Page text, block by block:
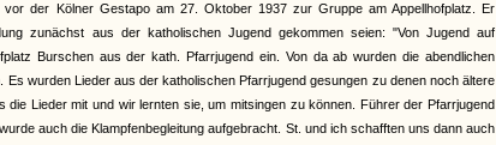
der Kölner Gestapo am 27. Oktober 1937 zur Gruppe am Appellhofplatz. Er
zunächst aus der katholischen Jugend gekommen seien: "Von Jugend auf
Burschen aus der kath. Pfarrjugend ein. Von da ab wurden die abendlichen
wurden Lieder aus der katholischen Pfarrjugend gesungen zu denen noch ältere
Lieder mit und wir lernten sie, um mitsingen zu können. Führer der Pfarrjugend
auch die Klampfenbegleitung aufgebracht. St. und ich schafften uns dann auch